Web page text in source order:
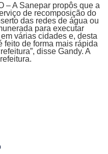
– A Sanepar propôs que a
de recomposição do
das redes de água ou
para executar
várias cidades e, desta
feito de forma mais rápida
disse Gandy. A